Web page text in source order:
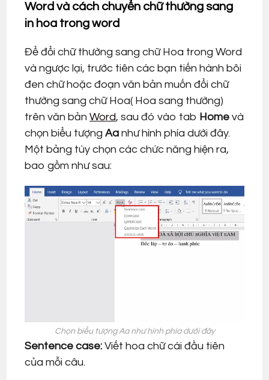
Word và cách chuyển chữ thường sang
in hoa trong word
Để đổi chữ thường sang chữ Hoa trong Word
và ngược lại, trước tiên các bạn tiến hành bôi
đen chữ hoặc đoạn văn bản muốn đổi chữ
thường sang chữ Hoa( Hoa sang thường)
trên văn bảnWord, sau đó vào tab Home và
chọn biểu tượngAa như hình phía dưới đây.
Một bảng tùy chọn các chức năng hiện ra,
bao gồm như sau:
Chọn biểu tượng Aa như hình phía dưới đây
Sentence case: Viết hoa chữ cái đầu tiên
của mỗi câu.